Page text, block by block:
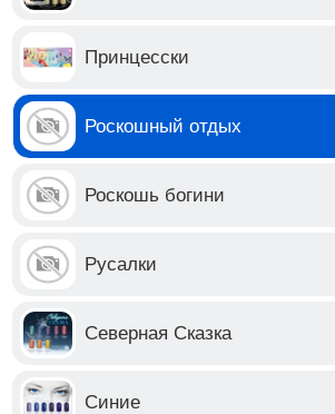
Принцесски
Роскошный отдых
Роскошь богини
Русалки
Северная Сказка
Синие